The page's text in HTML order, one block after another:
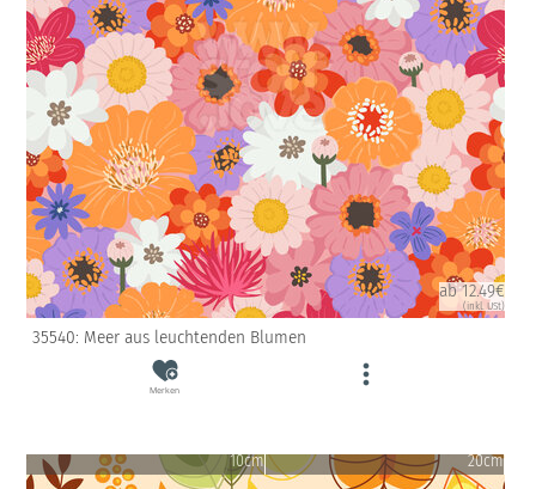
ab 12.49€
(inkl. USt)
35540: Meer aus leuchtenden Blumen
Merken
10cm 20cm